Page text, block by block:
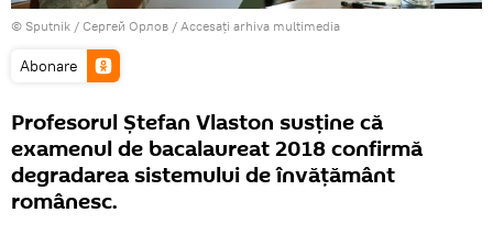
© Sputnik / Сергей Орлов / Accesați arhiva multimedia
Abonare
Profesorul Ştefan Vlaston susţine că
examenul de bacalaureat 2018 confirmă
degradarea sistemului de învăţământ
românesc.